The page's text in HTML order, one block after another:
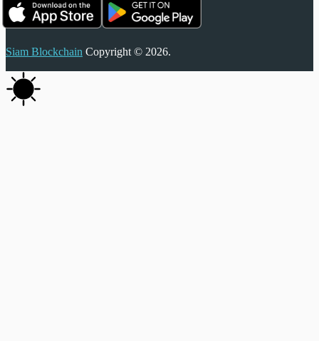
Siam Blockchain Copyright © 2026.